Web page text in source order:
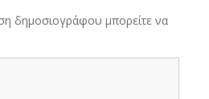
δημοσιογράφου μπορείτε να